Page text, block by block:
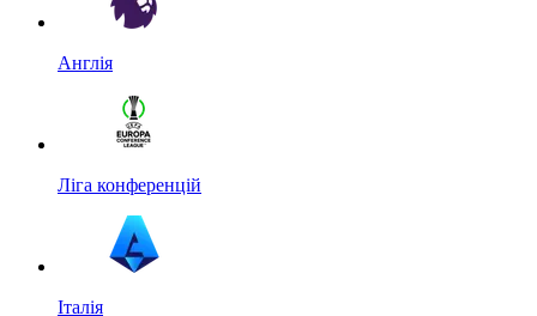
Англія
Ліга конференцій
Італія